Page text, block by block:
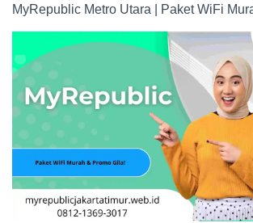
MyRepublic Metro Utara | Paket WiFi